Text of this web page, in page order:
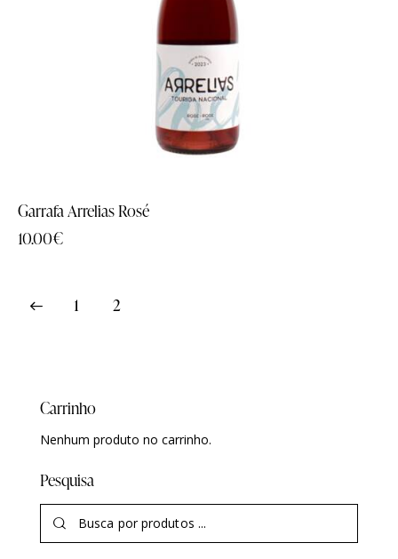
Garrafa Arrelias Rosé
10.00€
1 2
Carrinho
Nenhum produto no carrinho.
Pesquisa